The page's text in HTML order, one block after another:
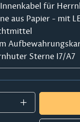
für
aus Papier - mit
Sterne I7/A7
Anzahl: